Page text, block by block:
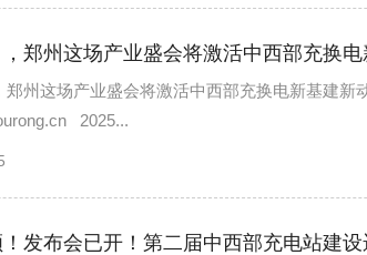
郑州这场产业盛会将激活中西部充换
郑州这场产业盛会将激活中西部充换电新基建新
2025...
发布会已开！第二届中西部充电站建